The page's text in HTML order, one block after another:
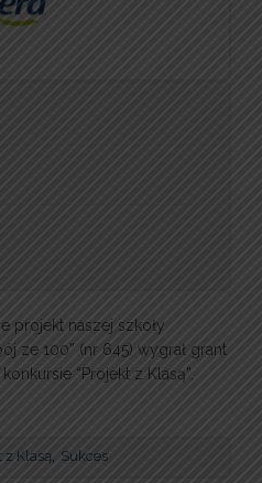
projekt naszej szkoły
ze 100” (nr 645) wygrał grant
“Projekt z Klasą”.
z Klasą, Sukces